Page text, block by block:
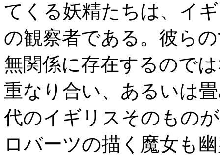
てくる妖精たちは、イ
の観察者である。彼ら
無関係に存在するので
重なり合い、あるいは
代のイギリスそのもの
ロバーツの描く魔女も